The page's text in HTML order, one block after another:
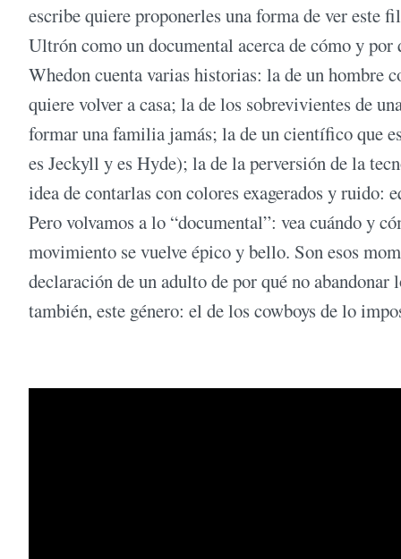
escribe quiere proponerles una forma de ver este
Ultrón como un documental acerca de cómo y
Whedon cuenta varias historias: la de un hombre
quiere volver a casa; la de los sobrevivientes de
formar una familia jamás; la de un científico que
es Jeckyll y es Hyde); la de la perversión de la
idea de contarlas con colores exagerados y
Pero volvamos a lo “documental”: vea cuándo y
movimiento se vuelve épico y bello. Son esos
declaración de un adulto de por qué no
también, este género: el de los cowboys de lo